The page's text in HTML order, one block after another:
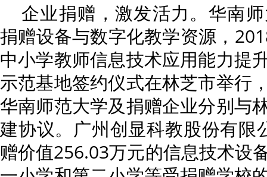
企业捐赠，激发活力。华南
捐赠设备与数字化教学资源，
中小学教师信息技术应用能力提
示范基地签约仪式在林芝市举行
华南师范大学及捐赠企业分别与
建协议。广州创显科教股份有限
赠价值256.03万元的信息技术设